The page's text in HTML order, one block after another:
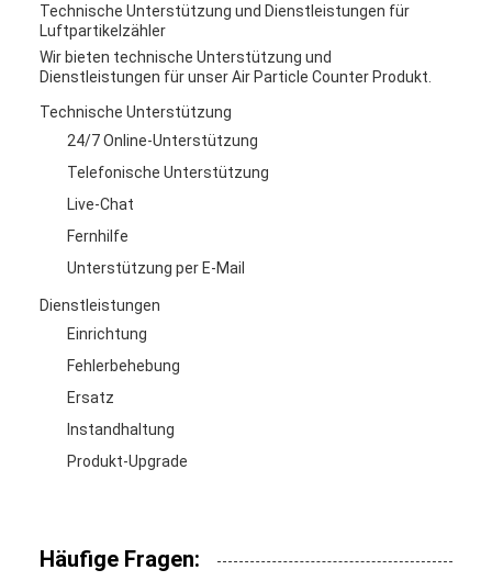
Technische Unterstützung und Dienstleistungen für
Luftpartikelzähler
Wir bieten technische Unterstützung und
Dienstleistungen für unser Air Particle Counter Produkt.
Technische Unterstützung
24/7 Online-Unterstützung
Telefonische Unterstützung
Live-Chat
Fernhilfe
Unterstützung per E-Mail
Dienstleistungen
Einrichtung
Fehlerbehebung
Ersatz
Instandhaltung
Produkt-Upgrade
Häufige Fragen: